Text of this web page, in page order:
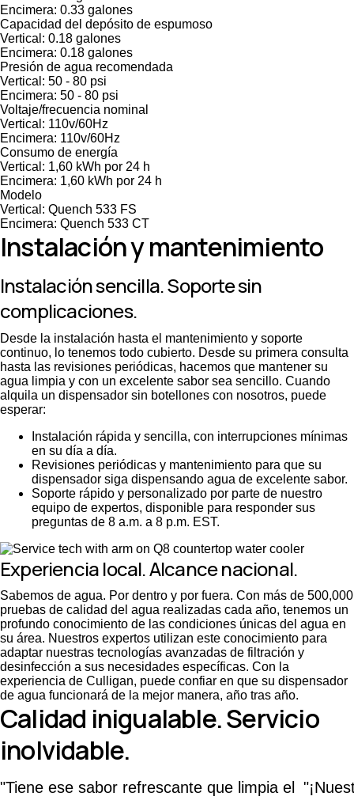
Encimera: 0.33 galones
Capacidad del depósito de espumoso
Vertical: 0.18 galones
Encimera: 0.18 galones
Presión de agua recomendada
Vertical: 50 - 80 psi
Encimera: 50 - 80 psi
Voltaje/frecuencia nominal
Vertical: 110v/60Hz
Encimera: 110v/60Hz
Consumo de energía
Vertical: 1,60 kWh por 24 h
Encimera: 1,60 kWh por 24 h
Modelo
Vertical: Quench 533 FS
Encimera: Quench 533 CT
Instalación y mantenimiento
Instalación sencilla. Soporte sin
complicaciones.
Desde la instalación hasta el mantenimiento y soporte
continuo, lo tenemos todo cubierto. Desde su primera consulta
hasta las revisiones periódicas, hacemos que mantener su
agua limpia y con un excelente sabor sea sencillo. Cuando
alquila un dispensador sin botellones con nosotros, puede
esperar:
Instalación rápida y sencilla, con interrupciones mínimas
en su día a día.
Revisiones periódicas y mantenimiento para que su
dispensador siga dispensando agua de excelente sabor.
Soporte rápido y personalizado por parte de nuestro
equipo de expertos, disponible para responder sus
preguntas de 8 a.m. a 8 p.m. EST.
Experiencia local. Alcance nacional.
Sabemos de agua. Por dentro y por fuera. Con más de 500,000
pruebas de calidad del agua realizadas cada año, tenemos un
profundo conocimiento de las condiciones únicas del agua en
su área. Nuestros expertos utilizan este conocimiento para
adaptar nuestras tecnologías avanzadas de filtración y
desinfección a sus necesidades específicas. Con la
experiencia de Culligan, puede confiar en que su dispensador
de agua funcionará de la mejor manera, año tras año.
Calidad inigualable. Servicio
inolvidable.
"Tiene ese sabor refrescante que limpia el